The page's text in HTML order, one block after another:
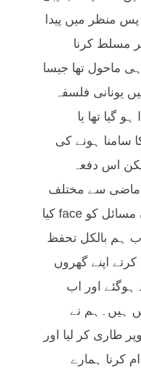
منظر میں پیدا
مسلط کرنا
ماحول تھا جیسا
یونانی فلسفہ
گیا تھا یا
سامنا ہونے کی
اس دفعہ
ماضی سے مختلف
تھا ۔ ماضی میں ہم نے ان مسائل کو face کیا
اب ہم بالکل تحفظ
کرتے اپنے گھروں
ہوگئے اور اب
ہیں۔ہم نے
طاری کر لیا اور
کرنا ہمارے